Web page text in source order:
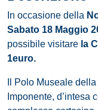
In occasione della
Sabato 18 Maggio
possibile visitare la
1euro.
Il Polo Museale
Imponente, d’intesa